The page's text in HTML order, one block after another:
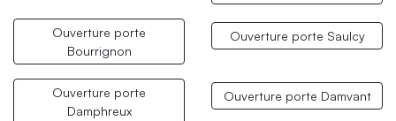
Ouverture porte
Bourrignon
Ouverture porte Saulcy
Ouverture porte
Damphreux
Ouverture porte Damvant